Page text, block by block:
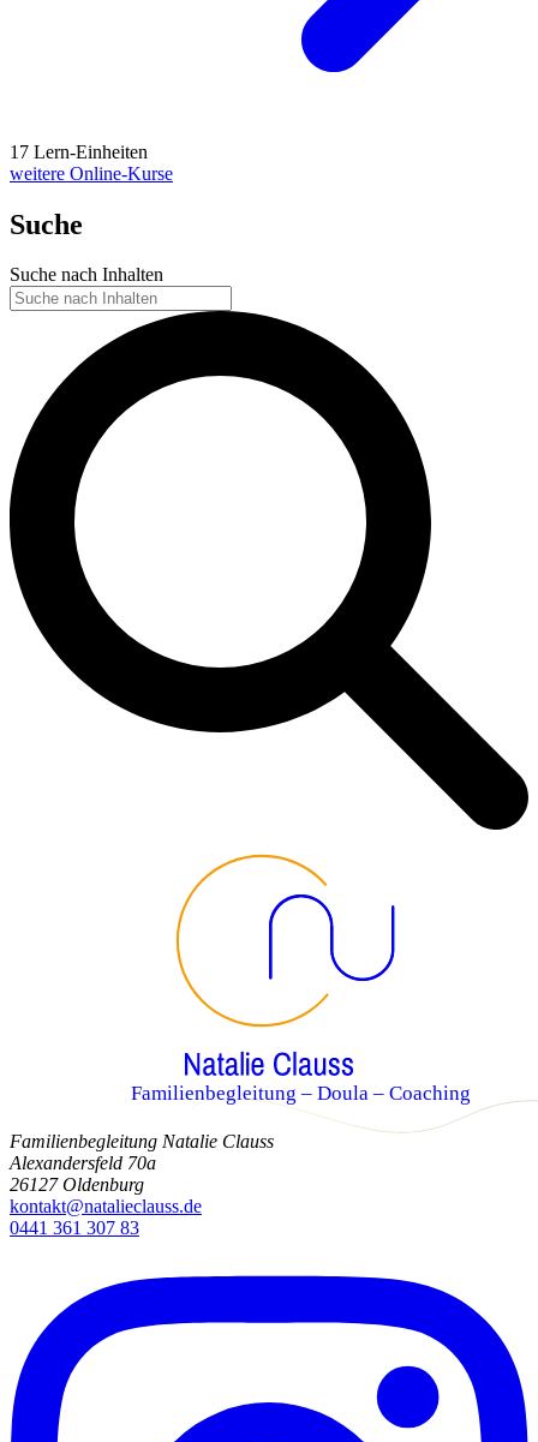
17 Lern-Einheiten
weitere Online-Kurse
Suche
Suche nach Inhalten
Familienbegleitung – Doula – Coaching
Familienbegleitung Natalie Clauss
Alexandersfeld 70a
26127 Oldenburg
kontakt@natalieclauss.de
0441 361 307 83